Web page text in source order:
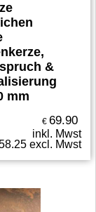
&
mm
€ 69.90
inkl. Mwst
excl. Mwst